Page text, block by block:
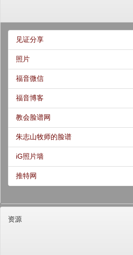
见证分享
照片
福音微信
福音博客
教会脸谱网
朱志山牧师的脸谱
iG照片墙
推特网
资源